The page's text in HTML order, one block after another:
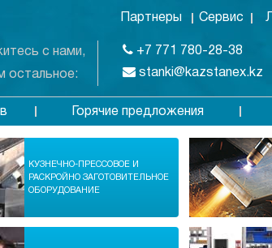
с нами,
остальное:
Партнеры Сервис
+7 771 780-28-38
stanki@kazstanex.kz
Горячие предложения
КУЗНЕЧНО-ПРЕССОВОЕ И
РАСКРОЙНО ЗАГОТОВИТЕЛЬНОЕ
ОБОРУДОВАНИЕ